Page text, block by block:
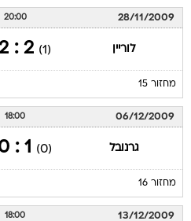
28/11/2009
20:00
לוריין (1)
2 : 2
מחזור 15
06/12/2009
18:00
גרנובל (0)
1 : 0
מחזור 16
13/12/2009
18:00